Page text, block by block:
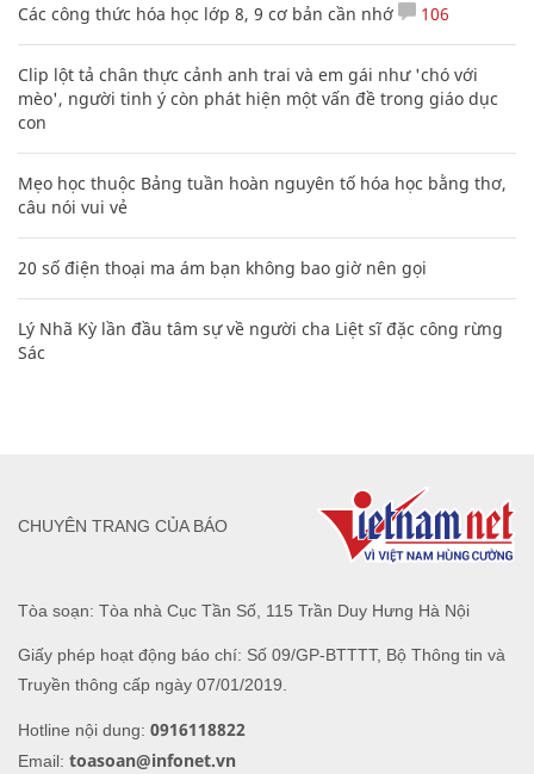
Các công thức hóa học lớp 8, 9 cơ bản cần nhớ 106
Clip lột tả chân thực cảnh anh trai và em gái như 'chó với
mèo', người tinh ý còn phát hiện một vấn đề trong giáo dục
con
Mẹo học thuộc Bảng tuần hoàn nguyên tố hóa học bằng thơ,
câu nói vui vẻ
20 số điện thoại ma ám bạn không bao giờ nên gọi
Lý Nhã Kỳ lần đầu tâm sự về người cha Liệt sĩ đặc công rừng
Sác
Tòa soạn: Tòa nhà Cục Tần Số, 115 Trần Duy Hưng Hà Nội
Giấy phép hoạt động báo chí: Số 09/GP-BTTTT, Bộ Thông tin và
Truyền thông cấp ngày 07/01/2019.
Hotline nội dung: 0916118822
Email: toasoan@infonet.vn
CHUYÊN TRANG CỦA BÁO